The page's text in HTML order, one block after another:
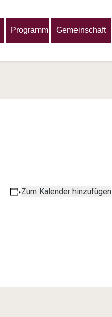
Programm Gemeinschaft
Zum Kalender hinzufügen